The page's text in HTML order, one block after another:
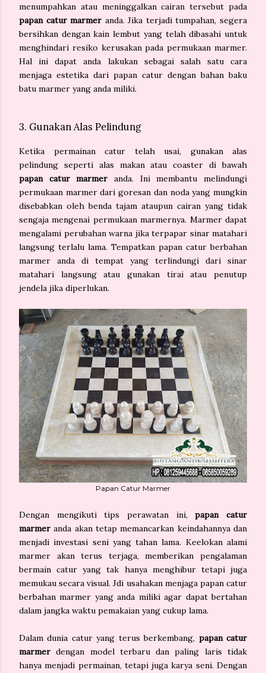
menumpahkan atau meninggalkan cairan tersebut pada
papan catur marmer anda. Jika terjadi tumpahan, segera
bersihkan dengan kain lembut yang telah dibasahi untuk
menghindari resiko kerusakan pada permukaan marmer.
Hal ini dapat anda lakukan sebagai salah satu cara
menjaga estetika dari papan catur dengan bahan baku
batu marmer yang anda miliki.
3. Gunakan Alas Pelindung
Ketika permainan catur telah usai, gunakan alas
pelindung seperti alas makan atau coaster di bawah
papan catur marmer anda. Ini membantu melindungi
permukaan marmer dari goresan dan noda yang mungkin
disebabkan oleh benda tajam ataupun cairan yang tidak
sengaja mengenai permukaan marmernya. Marmer dapat
mengalami perubahan warna jika terpapar sinar matahari
langsung terlalu lama. Tempatkan papan catur berbahan
marmer anda di tempat yang terlindungi dari sinar
matahari langsung atau gunakan tirai atau penutup
jendela jika diperlukan.
Papan Catur Marmer
Dengan mengikuti tips perawatan ini,papan catur
marmer anda akan tetap memancarkan keindahannya dan
menjadi investasi seni yang tahan lama. Keelokan alami
marmer akan terus terjaga, memberikan pengalaman
bermain catur yang tak hanya menghibur tetapi juga
memukau secara visual. Jdi usahakan menjaga papan catur
berbahan marmer yang anda miliki agar dapat bertahan
dalam jangka waktu pemakaian yang cukup lama.
Dalam dunia catur yang terus berkembang, papan catur
marmerdengan model terbaru dan paling laris tidak
hanya menjadi permainan, tetapi juga karya seni. Dengan